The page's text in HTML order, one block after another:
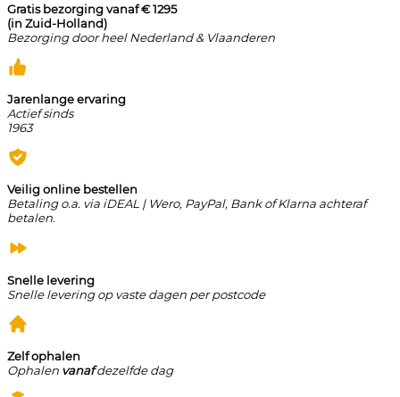
Gratis bezorging vanaf € 1295
(in Zuid-Holland)
Bezorging door heel Nederland & Vlaanderen
Jarenlange ervaring
Actief sinds
1963
Veilig online bestellen
Betaling o.a. via iDEAL | Wero, PayPal, Bank of Klarna achteraf
betalen.
Snelle levering
Snelle levering op vaste dagen per postcode
Zelf ophalen
Ophalen vanafdezelfde dag